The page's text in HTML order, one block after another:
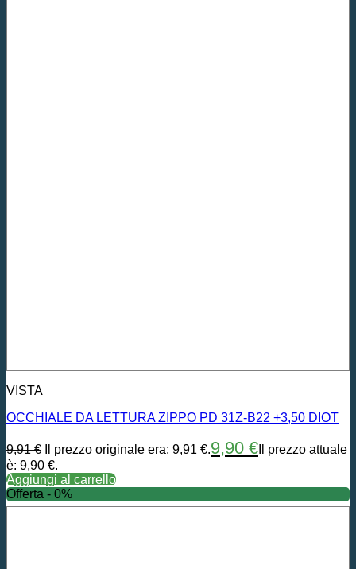
VISTA
OCCHIALE DA LETTURA ZIPPO PD 31Z-B22 +3,50 DIOT
9,91€ Il prezzo originale era: 9,91 €.9,90 € Il prezzo attuale
è: 9,90 €.
Aggiungi al carrello
Offerta - 0%